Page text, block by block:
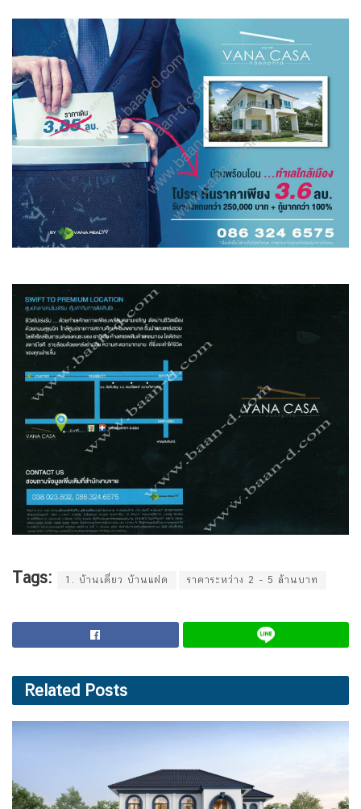
Tags: 1. บ้านเดี่ยว บ้านแฝด ราคาระหว่าง 2 - 5 ล้านบาท
Related Posts